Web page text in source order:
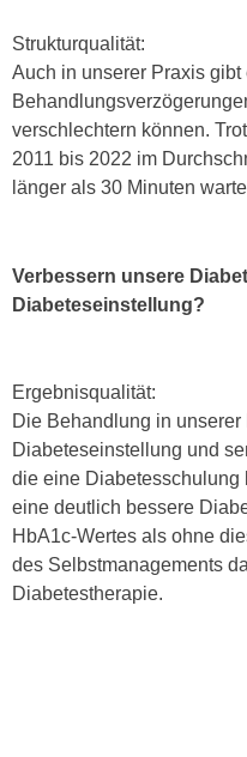
Strukturqualität:
Auch in unserer Praxis
verschlechtern können.
2011 bis 2022 im
länger als 30 Minuten
Verbessern unsere
Diabeteseinstellung?
Ergebnisqualität:
Die Behandlung in
Diabeteseinstellung und
die eine Diabetesschulung
eine deutlich bessere
HbA1c-Wertes als ohne
des Selbstmanagements
Diabetestherapie.